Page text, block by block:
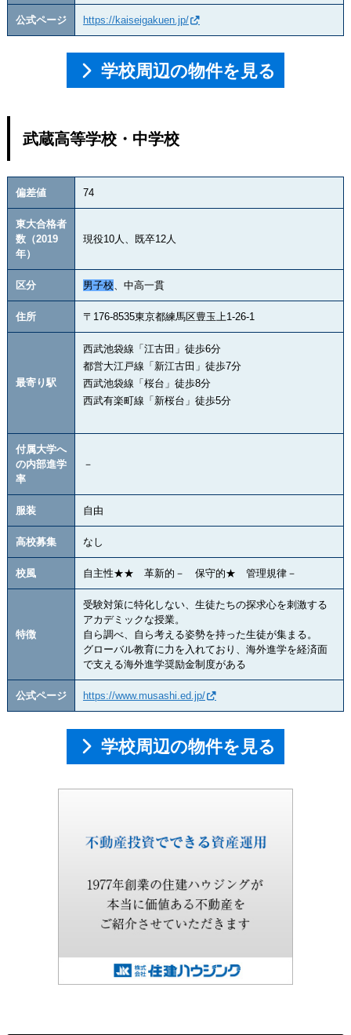
公式ページ https://kaiseigakuen.jp/
学校周辺の物件を見る
武蔵高等学校・中学校
偏差値 74
東大合格者
数（2019
年）
現役10人、既卒12人
区分 男子校、中高一貫
住所 〒176-8535東京都練馬区豊玉上1-26-1
最寄り駅
西武池袋線「江古田」徒歩6分
都営大江戸線「新江古田」徒歩7分
西武池袋線「桜台」徒歩8分
西武有楽町線「新桜台」徒歩5分
付属大学へ
の内部進学
率
－
服装 自由
高校募集 なし
校風 自主性★★ 革新的－ 保守的★ 管理規律－
特徴
受験対策に特化しない、生徒たちの探求心を刺激する
アカデミックな授業。
自ら調べ、自ら考える姿勢を持った生徒が集まる。
グローバル教育に力を入れており、海外進学を経済面
で支える海外進学奨励金制度がある
公式ページ https://www.musashi.ed.jp/
学校周辺の物件を見る